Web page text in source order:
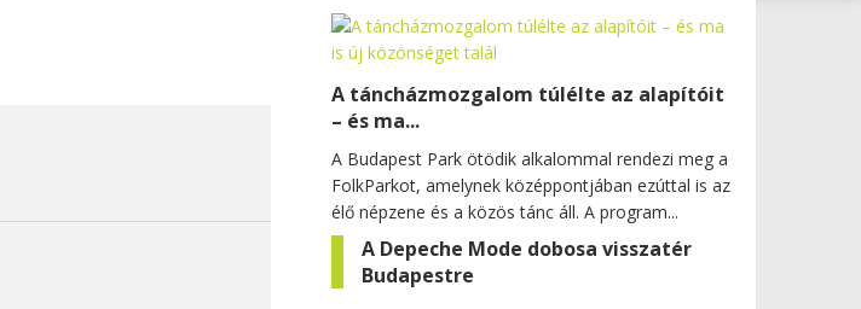
A táncházmozgalom túlélte az alapítóit
– és ma...
A Budapest Park ötödik alkalommal rendezi meg a
FolkParkot, amelynek középpontjában ezúttal is az
élő népzene és a közös tánc áll. A program...
A Depeche Mode dobosa visszatér
Budapestre